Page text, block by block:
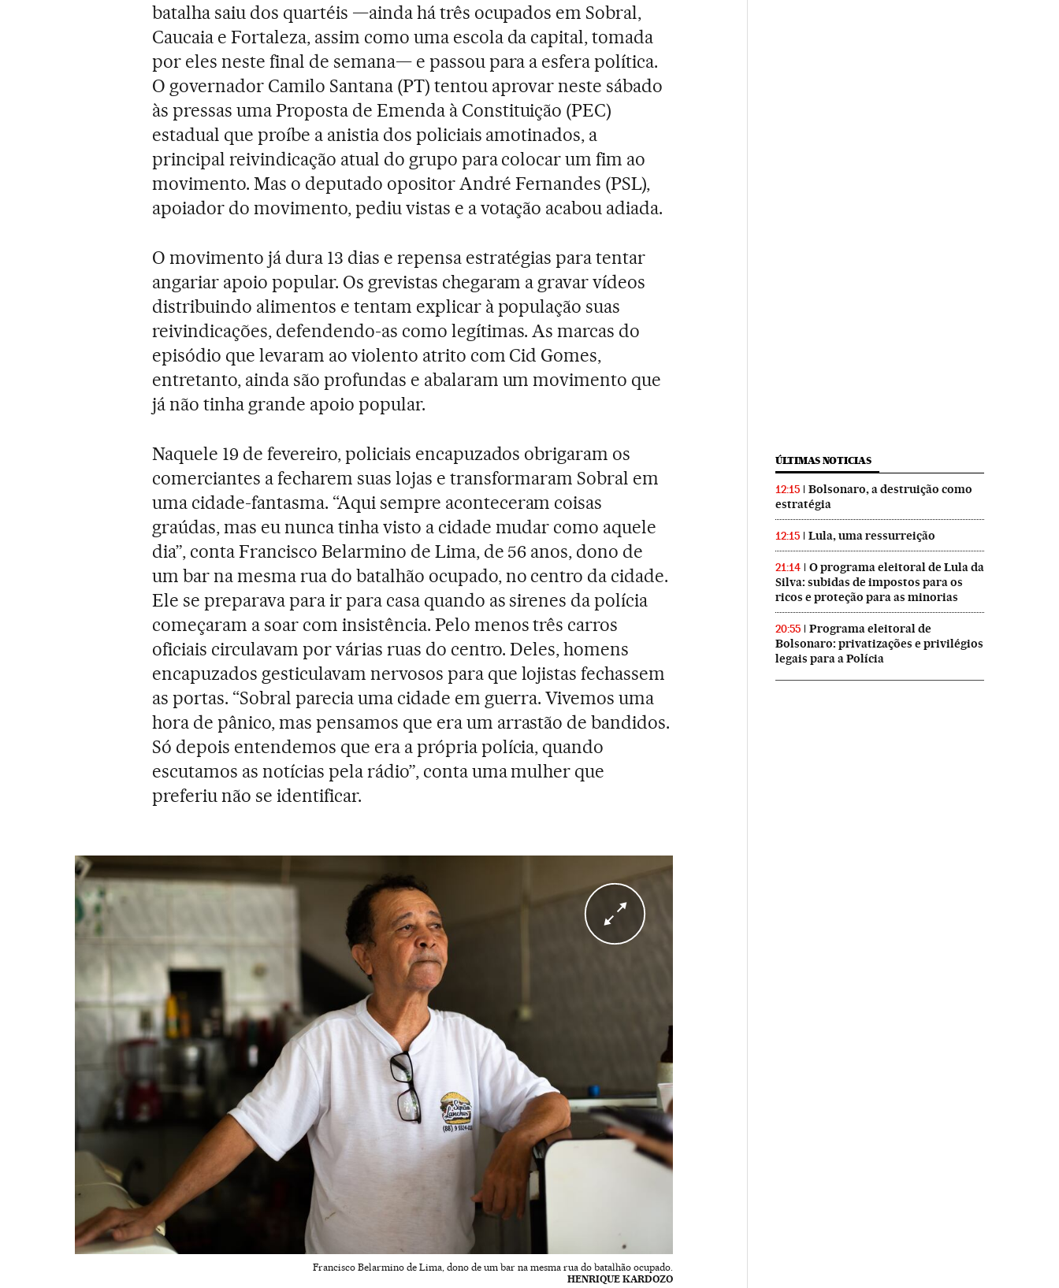
batalha saiu dos quartéis —ainda há três ocupados em Sobral,
Caucaia e Fortaleza, assim como uma escola da capital, tomada
por eles neste final de semana— e passou para a esfera política.
O governador Camilo Santana (PT) tentou aprovar neste sábado
às pressas uma Proposta de Emenda à Constituição (PEC)
estadual que proíbe a anistia dos policiais amotinados, a
principal reivindicação atual do grupo para colocar um fim ao
movimento. Mas o deputado opositor André Fernandes (PSL),
apoiador do movimento, pediu vistas e a votação acabou adiada.
O movimento já dura 13 dias e repensa estratégias para tentar
angariar apoio popular. Os grevistas chegaram a gravar vídeos
distribuindo alimentos e tentam explicar à população suas
reivindicações, defendendo-as como legítimas. As marcas do
episódio que levaram ao violento atrito com Cid Gomes,
entretanto, ainda são profundas e abalaram um movimento que
já não tinha grande apoio popular.
Naquele 19 de fevereiro, policiais encapuzados obrigaram os
comerciantes a fecharem suas lojas e transformaram Sobral em
uma cidade-fantasma. “Aqui sempre aconteceram coisas
graúdas, mas eu nunca tinha visto a cidade mudar como aquele
dia”, conta Francisco Belarmino de Lima, de 56 anos, dono de
um bar na mesma rua do batalhão ocupado, no centro da cidade.
Ele se preparava para ir para casa quando as sirenes da polícia
começaram a soar com insistência. Pelo menos três carros
oficiais circulavam por várias ruas do centro. Deles, homens
encapuzados gesticulavam nervosos para que lojistas fechassem
as portas. “Sobral parecia uma cidade em guerra. Vivemos uma
hora de pânico, mas pensamos que era um arrastão de bandidos.
Só depois entendemos que era a própria polícia, quando
escutamos as notícias pela rádio”, conta uma mulher que
preferiu não se identificar.
Francisco Belarmino de Lima, dono de um bar na mesma rua do batalhão ocupado.
HENRIQUE KARDOZO
ÚLTIMAS NOTICIAS
12:15
Bolsonaro, a destruição como
estratégia
12:15 Lula, uma ressurreição
21:14
O programa eleitoral de Lula da
Silva: subidas de impostos para os
ricos e proteção para as minorias
20:55
Programa eleitoral de
Bolsonaro: privatizações e privilégios
legais para a Polícia